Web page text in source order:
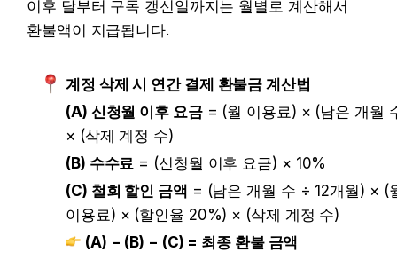
이후 달부터 구독 갱신일까지는 월별로 계산해서
환불액이 지급됩니다.
계정 삭제 시 연간 결제 환불금 계산법
(A) 신청월 이후 요금 = (월 이용료) × (남은 개월
× (삭제 계정 수)
(B) 수수료 = (신청월 이후 요금) × 10%
(C) 철회 할인 금액 = (남은 개월 수 ÷ 12개월) × (
이용료) × (할인율 20%) × (삭제 계정 수)
(A) − (B) − (C) = 최종 환불 금액